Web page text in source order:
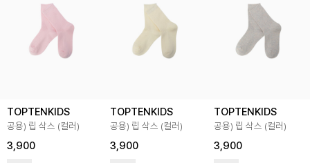
TOPTENKIDS
공용) 립 삭스 (컬러)
3,900
TOPTENKIDS
공용) 립 삭스 (컬러)
3,900
TOPTENKIDS
공용) 립 삭스 (컬러)
3,900